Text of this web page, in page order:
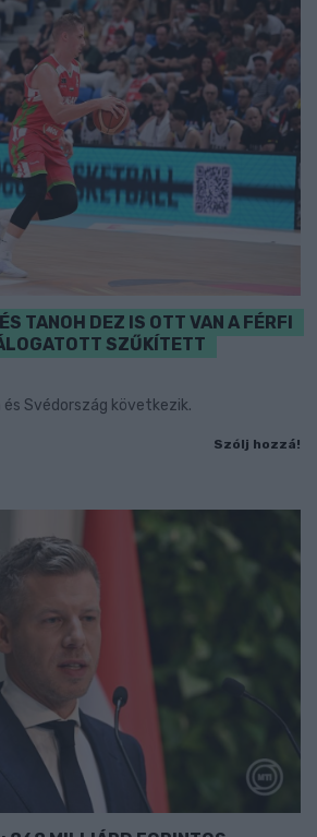
TANOH DEZ IS OTT VAN A FÉRFI
SZŰKÍTETT
Svédország következik.
Szólj hozzá!